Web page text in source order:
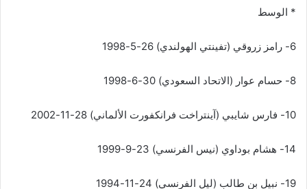
* الوسط
6- رامز زروقي (تفينتي الهولندي) 26-5-1998
8- حسام عوار (الاتحاد السعودي) 30-6-1998
10- فارس شايبي (آينتراخت فرانكفورت الألماني) 28-11-2002
14- هشام بوداوي (نيس الفرنسي) 23-9-1999
19- نبيل بن طالب (ليل الفرنسي) 24-11-1994